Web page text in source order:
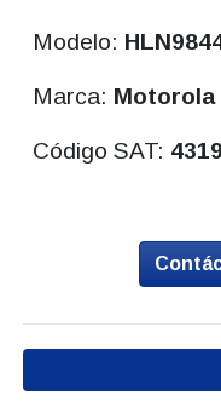
Modelo:
Marca: Motorola
Código SAT: